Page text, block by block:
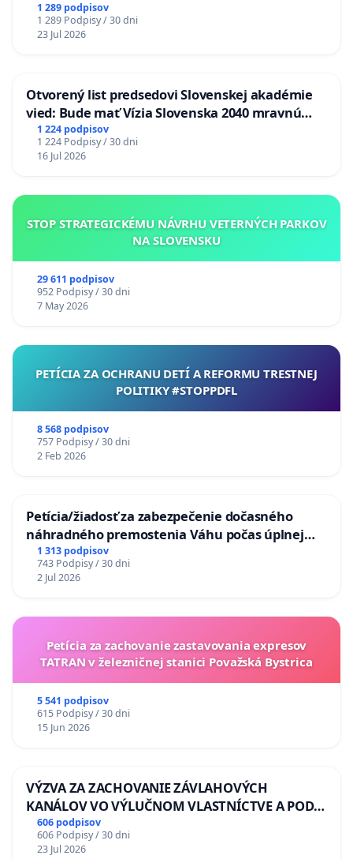
1 289 podpisov
1 289 Podpisy / 30 dni
23 Jul 2026
Otvorený list predsedovi Slovenskej akadémie
vied: Bude mať Vízia Slovenska 2040 mravnú
chrbticu?
1 224 podpisov
1 224 Podpisy / 30 dni
16 Jul 2026
STOP STRATEGICKÉMU NÁVRHU VETERNÝCH PARKOV
NA SLOVENSKU
29 611 podpisov
952 Podpisy / 30 dni
7 May 2026
PETÍCIA ZA OCHRANU DETÍ A REFORMU TRESTNEJ
POLITIKY #STOPPDFL
8 568 podpisov
757 Podpisy / 30 dni
2 Feb 2026
Petícia/žiadosť za zabezpečenie dočasného
náhradného premostenia Váhu počas úplnej
uzávery Vážskeho mosta v Komárne
1 313 podpisov
743 Podpisy / 30 dni
2 Jul 2026
Petícia za zachovanie zastavovania expresov
TATRAN v železničnej stanici Považská Bystrica
5 541 podpisov
615 Podpisy / 30 dni
15 Jun 2026
VÝZVA ZA ZACHOVANIE ZÁVLAHOVÝCH
KANÁLOV VO VÝLUČNOM VLASTNÍCTVE A POD
KONTROLOU SLOVENSKEJ REPUBLIKY & žiadosť
na riešenie zanedbaného stavu závlahových a
606 podpisov
606 Podpisy / 30 dni
23 Jul 2026